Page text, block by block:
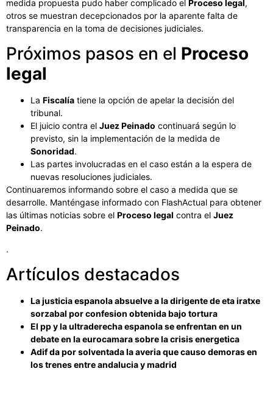
medida propuesta pudo haber complicado el Proceso legal ,
otros se muestran decepcionados por la aparente falta de
transparencia en la toma de decisiones judiciales.
Próximos pasos en el Proceso
legal
La Fiscalía tiene la opción de apelar la decisión del
tribunal.
El juicio contra el Juez Peinado continuará según lo
previsto, sin la implementación de la medida de
Sonoridad.
Las partes involucradas en el caso están a la espera de
nuevas resoluciones judiciales.
Continuaremos informando sobre el caso a medida que se
desarrolle. Manténgase informado con FlashActual para obtener
las últimas noticias sobre el Proceso legal contra el Juez
Peinado.
.
Artículos destacados
La justicia espanola absuelve a la dirigente de eta iratxe
sorzabal por confesion obtenida bajo tortura
El pp y la ultraderecha espanola se enfrentan en un
debate en la eurocamara sobre la crisis energetica
Adif da por solventada la averia que causo demoras en
los trenes entre andalucia y madrid